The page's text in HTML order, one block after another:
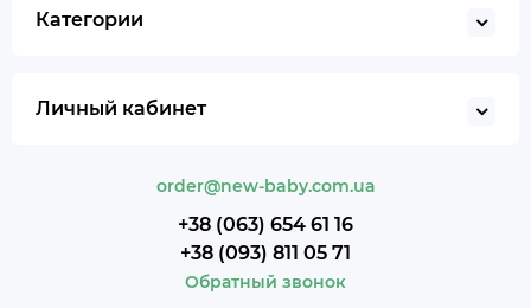
Категории
Личный кабинет
order@new-baby.com.ua
+38 (063) 654 61 16
+38 (093) 811 05 71
Обратный звонок